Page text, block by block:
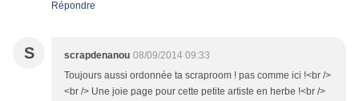
Répondre
S scrapdenanou 08/09/2014 09:33
Toujours aussi ordonnée ta scraproom ! pas comme ici !<br />
<br /> Une joie page pour cette petite artiste en herbe !<br />